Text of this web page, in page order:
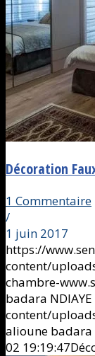
Décoration
1 Commentaire
/
1 juin 2017
https://
content/
chambre-
badara NDIAYE
content/
alioune badara
02 19:19:47